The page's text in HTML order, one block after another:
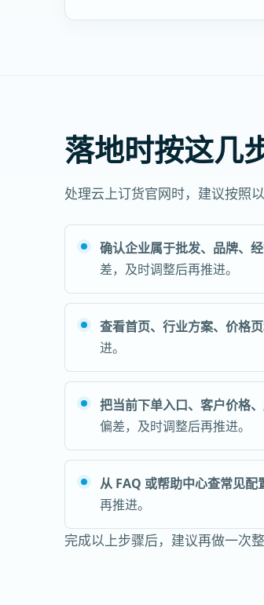
落地时按这几
处理云上订货官网时，建议按照
确认企业属于批发、品牌、
差，及时调整后再推进。
查看首页、行业方案、价格
进。
把当前下单入口、客户价格
偏差，及时调整后再推进。
从 FAQ 或帮助中心查常见配
再推进。
完成以上步骤后，建议再做一次